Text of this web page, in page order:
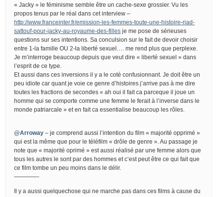
« Jacky » le féminisme semble être un cache-sexe grossier. Vu les
propos tenus par le réal dans cet interview –
http://www.franceinter.fr/emission-les-femmes-toute-une-histoire-riad-
sattouf-pour-jacky-au-royaume-des-filles je me pose de sérieuses
questions sur ses intentions. Sa conculsion sur le fait de devoir choisir
entre 1-la famille OU 2-la liberté sexuel…. me rend plus que perplexe.
Je m’interroge beaucoup depuis que veut dire « liberté sexuel » dans
l’esprit de ce type.
Et aussi dans ces inversions il y a le coté confusionnant. Je doit être un
peu idiote car quant je voie ce genre d’histoires j’arrive pas à me dire
toutes les fractions de secondes « ah oui il fait ca parceque il joue un
homme qui se comporte comme une femme le ferait à l’inverse dans le
monde patriarcale » et en fait ca essentialise beaucoup les rôles.
@Arroway – je comprend aussi l’intention du film « majorité opprimé »
qui est la même que pour le téléfilm « drôle de genre ». Au passage je
note que « majorité oprimé » est aussi réalisé par une femme alors que
tous les autres le sont par des hommes et c’est peut être ce qui fait que
ce film tombe un peu moins dans le délir.
————-
Il y a aussi quelquechose qui ne marche pas dans ces films à cause du